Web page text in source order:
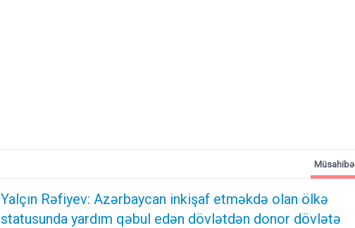
Yalçın Rəfiyev: Azərbaycan inkişaf etməkdə olan ölkə
statusunda yardım qəbul edən dövlətdən donor dövlətə
Müsahibə